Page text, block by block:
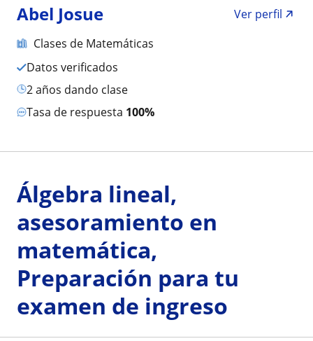
Abel Josue
Ver perfil
Clases de Matemáticas
Datos verificados
2 años dando clase
Tasa de respuesta 100%
Álgebra lineal,
asesoramiento en
matemática,
Preparación para tu
examen de ingreso